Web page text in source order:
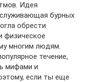
Идея
бурных
обрести
физическое
многим людям.
течение,
мифами и
если ты еще